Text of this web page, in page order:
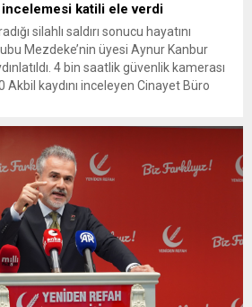
katili ele verdi
silahlı saldırı sonucu hayatını
Mezdeke’nin üyesi Aynur Kanbur
4 bin saatlik güvenlik kamerası
kaydını inceleyen Cinayet Büro